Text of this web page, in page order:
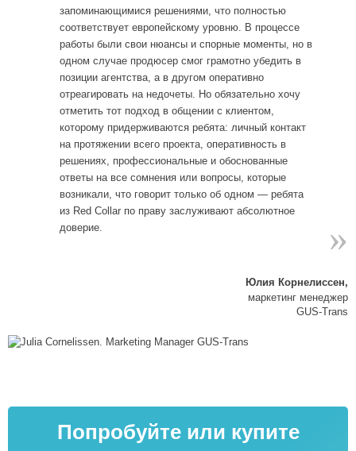
запоминающимися решениями, что полностью
соответствует европейскому уровню. В процессе
работы были свои нюансы и спорные моменты, но в
одном случае продюсер смог грамотно убедить в
позиции агентства, а в другом оперативно
отреагировать на недочеты. Но обязательно хочу
отметить тот подход в общении с клиентом,
которому придерживаются ребята: личный контакт
на протяжении всего проекта, оперативность в
решениях, профессиональные и обоснованные
ответы на все сомнения или вопросы, которые
возникали, что говорит только об одном — ребята
из Red Collar по праву заслуживают абсолютное
доверие.
»
Юлия Корнелиссен,
маркетинг менеджер
GUS-Trans
Попробуйте или купите